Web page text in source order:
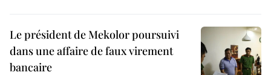
Le président de Mekolor poursuivi
dans une affaire de faux virement
bancaire